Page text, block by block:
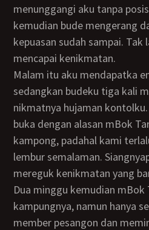
menunggangi aku tanpa
kemudian bude mengerang
kepuasan sudah sampai. Tak
mencapai kenikmatan.
Malam itu aku mendapatka enam kali kepuasan,
sedangkan budeku tiga kali
nikmatnya hujaman
buka dengan alasan mBok
kampong, padahal kami
lembur semalaman.
mereguk kenikmatan yang
Dua minggu kemudian mBok Tarmi kembali dari
kampungnya, namun hanya
member pesangon dan